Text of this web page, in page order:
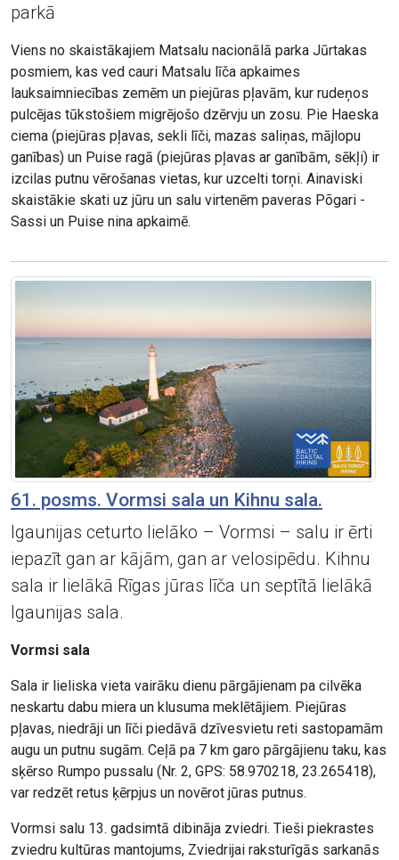
parkā
Viens no skaistākajiem Matsalu nacionālā parka Jūrtakas
posmiem, kas ved cauri Matsalu līča apkaimes
lauksaimniecības zemēm un piejūras pļavām, kur rudeņos
pulcējas tūkstošiem migrējošo dzērvju un zosu. Pie Haeska
ciema (piejūras pļavas, sekli līči, mazas saliņas, mājlopu
ganības) un Puise ragā (piejūras pļavas ar ganībām, sēkļi) ir
izcilas putnu vērošanas vietas, kur uzcelti torņi. Ainaviski
skaistākie skati uz jūru un salu virtenēm paveras Põgari -
Sassi un Puise nina apkaimē.
61. posms. Vormsi sala un Kihnu sala.
Igaunijas ceturto lielāko – Vormsi – salu ir ērti
iepazīt gan ar kājām, gan ar velosipēdu. Kihnu
sala ir lielākā Rīgas jūras līča un septītā lielākā
Igaunijas sala.
Vormsi sala
Sala ir lieliska vieta vairāku dienu pārgājienam pa cilvēka
neskartu dabu miera un klusuma meklētājiem. Piejūras
pļavas, niedrāji un līči piedāvā dzīvesvietu reti sastopamām
augu un putnu sugām. Ceļā pa 7 km garo pārgājienu taku, kas
sķērso Rumpo pussalu (Nr. 2, GPS: 58.970218, 23.265418),
var redzēt retus ķērpjus un novērot jūras putnus.
Vormsi salu 13. gadsimtā dibināja zviedri. Tieši piekrastes
zviedru kultūras mantojums, Zviedrijai raksturīgās sarkanās